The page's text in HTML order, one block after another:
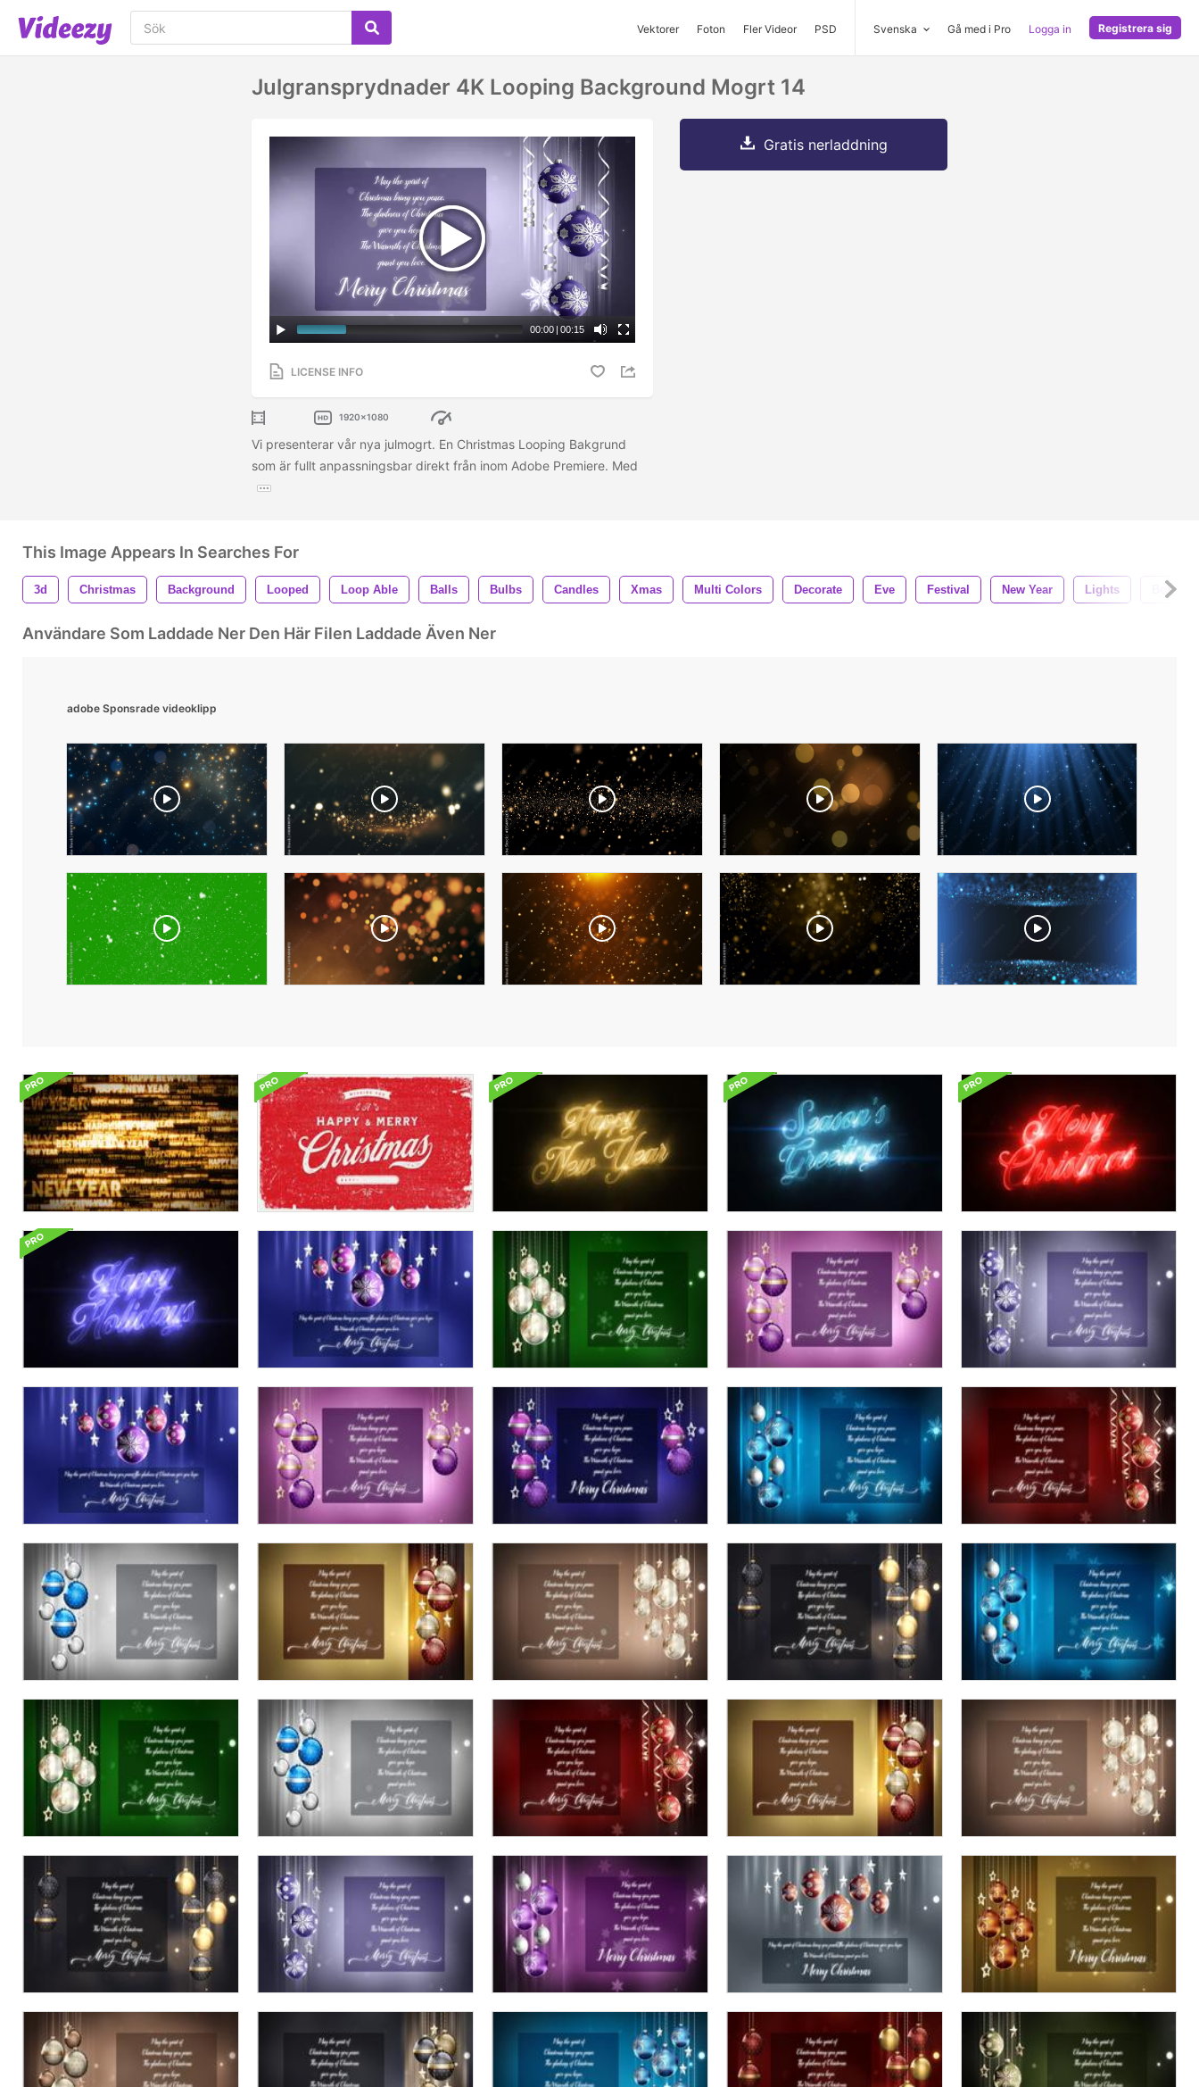
Vektorer Foton Fler Videor PSD Svenska Gå med i Pro Logga in Registrera sig
Julgransprydnader 4K Looping Background Mogrt 14
00:00 | 00:15
LICENSE INFO
1920x1080
Vi presenterar vår nya julmogrt. En Christmas Looping Bakgrund
som är fullt anpassningsbar direkt från inom Adobe Premiere. Med
Gratis nerladdning
This Image Appears In Searches For
3d Christmas Background Looped Loop Able Balls Bulbs Candles Xmas Multi Colors Decorate Eve Festival New Year Lights Bokeh
Användare Som Laddade Ner Den Här Filen Laddade Även Ner
adobe Sponsrade videoklipp